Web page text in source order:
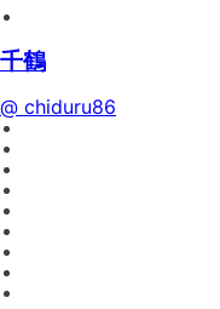
千鶴
@ chiduru86